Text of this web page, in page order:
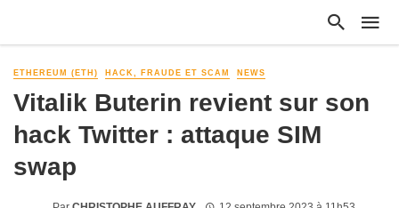
ETHEREUM (ETH) HACK, FRAUDE ET SCAM NEWS
Vitalik Buterin revient sur son
hack Twitter : attaque SIM
swap